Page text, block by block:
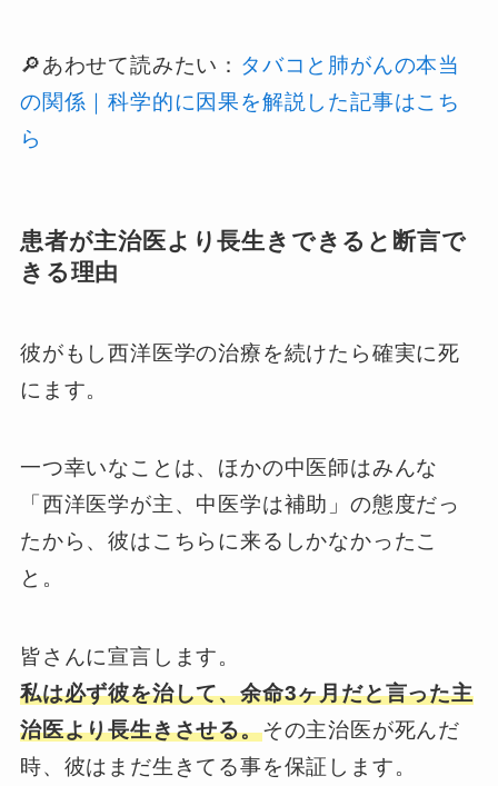
🔎あわせて読みたい： タバコと肺がんの本当
の関係｜科学的に因果を解説した記事はこち
ら
患者が主治医より長生きできると断言で
きる理由
彼がもし西洋医学の治療を続けたら確実に死
にます。
一つ幸いなことは、ほかの中医師はみんな
「西洋医学が主、中医学は補助」の態度だっ
たから、彼はこちらに来るしかなかったこ
と。
皆さんに宣言します。
私は必ず彼を治して、余命3ヶ月だと言った主
治医より長生きさせる。その主治医が死んだ
時、彼はまだ生きてる事を保証します。